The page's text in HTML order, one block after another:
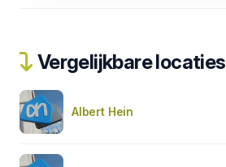
Vergelijkbare locaties
Albert Hein